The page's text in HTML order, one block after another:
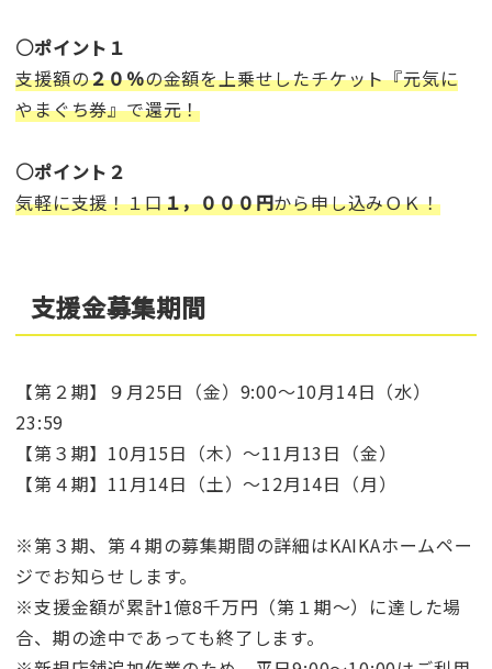
○ポイント１
支援額の２０％の金額を上乗せしたチケット『元気に
やまぐち券』で還元！
○ポイント２
気軽に支援！１口１，０００円から申し込みＯＫ！
支援金募集期間
【第２期】９月25日（金）9:00～10月14日（水）
23:59
【第３期】10月15日（木）～11月13日（金）
【第４期】11月14日（土）～12月14日（月）
※第３期、第４期の募集期間の詳細はKAIKAホームペー
ジでお知らせします。
※支援金額が累計1億8千万円（第１期～）に達した場
合、期の途中であっても終了します。